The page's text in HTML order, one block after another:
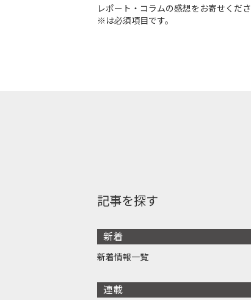
レポート・コラムの感想をお寄せくだ
※は必須項目です。
記事を探す
新着
新着情報一覧
連載